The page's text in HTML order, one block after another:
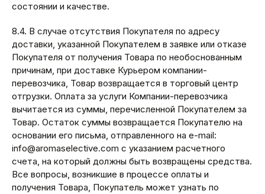
состоянии и качестве.
8.4. В случае отсутствия Покупателя по адресу
доставки, указанной Покупателем в заявке или отказе
Покупателя от получения Товара по необоснованным
причинам, при доставке Курьером компании-
перевозчика, Товар возвращается в торговый центр
отгрузки. Оплата за услуги Компании-перевозчика
вычитается из суммы, перечисленной Покупателем за
Товар. Остаток суммы возвращается Покупателю на
основании его письма, отправленного на e-mail:
info@aromaselective.com с указанием расчетного
счета, на который должны быть возвращены средства.
Все вопросы, возникшие в процессе оплаты и
получения Товара, Покупатель может узнать по